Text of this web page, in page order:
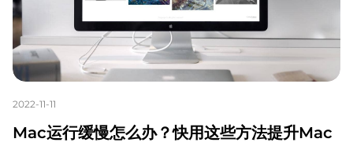
2022-11-11
Mac运行缓慢怎么办？快用这些方法提升Mac